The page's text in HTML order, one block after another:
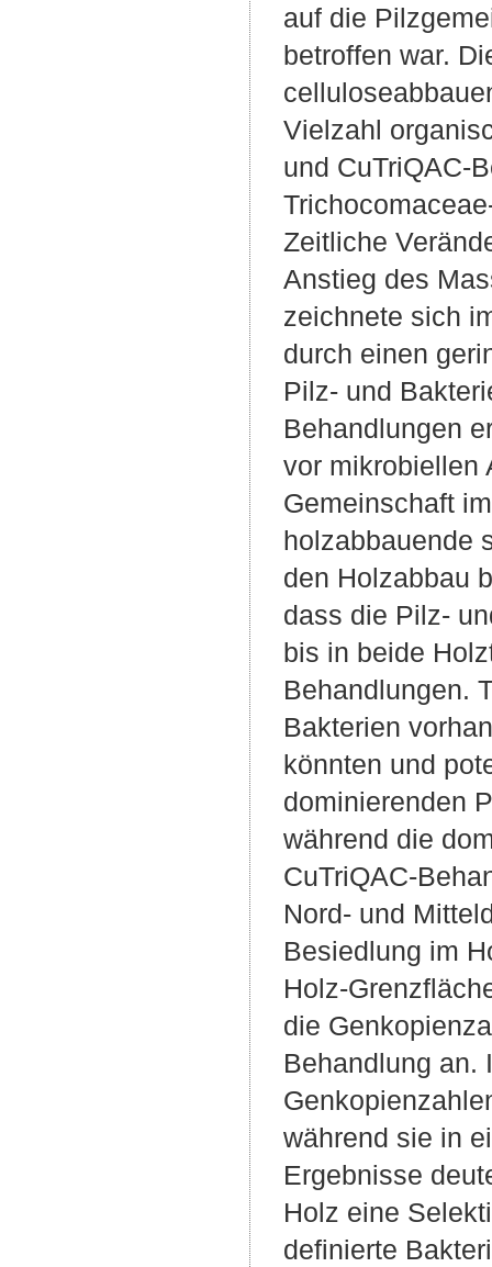
auf die
betroffen war.
Vielzahl
und CuTriQAC-
Zeitliche
Anstieg des
zeichnete sich
durch einen
Pilz- und
Behandlungen
vor mikrobiellen
Gemeinschaft
holzabbauende
den Holzabbau
dass die Pilz-
bis in beide
Behandlungen.
Bakterien
könnten und
dominierenden
während die
CuTriQAC-
Nord- und
Besiedlung im
Holz-
die
Behandlung an.
während sie in
Ergebnisse
Holz eine
definierte